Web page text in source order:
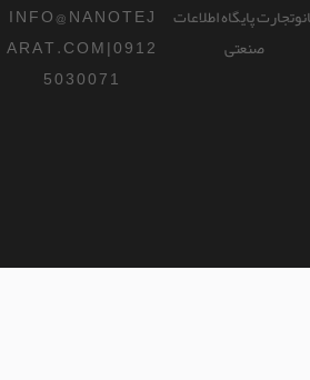
I N F O @ N A N O T E J
A R A T . C O M | 0 9 1 2
5 0 3 0 0 7 1
پایگاه اطلاعات
صنعتی